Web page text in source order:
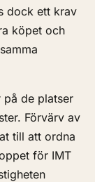
dock ett krav
köpet och
de platser
Förvärv av
till att ordna
för IMT